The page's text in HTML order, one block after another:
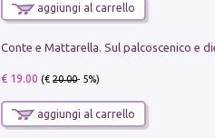
aggiungi al carrello
€ 19.00 (€20.00- 5%)
aggiungi al carrello